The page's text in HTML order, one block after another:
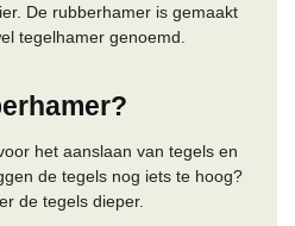
De rubberhamer is gemaakt
tegelhamer genoemd.
het aanslaan van tegels en
de tegels nog iets te hoog?
de tegels dieper.